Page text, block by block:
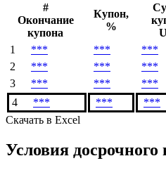
#
Окончание
купона
Купон,
%
1
*** *** ***
2
*** *** ***
3
*** *** ***
4
*** *** ***
Скачать в Excel
Условия